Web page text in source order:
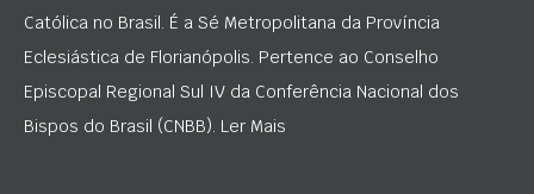
Católica no Brasil. É a Sé Metropolitana da Província
Eclesiástica de Florianópolis. Pertence ao Conselho
Episcopal Regional Sul IV da Conferência Nacional dos
Bispos do Brasil (CNBB). Ler Mais